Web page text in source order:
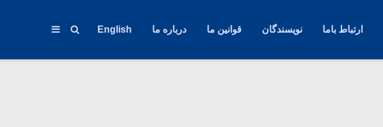
ارتباط باما نویسندگان قوانین ما درباره ما English